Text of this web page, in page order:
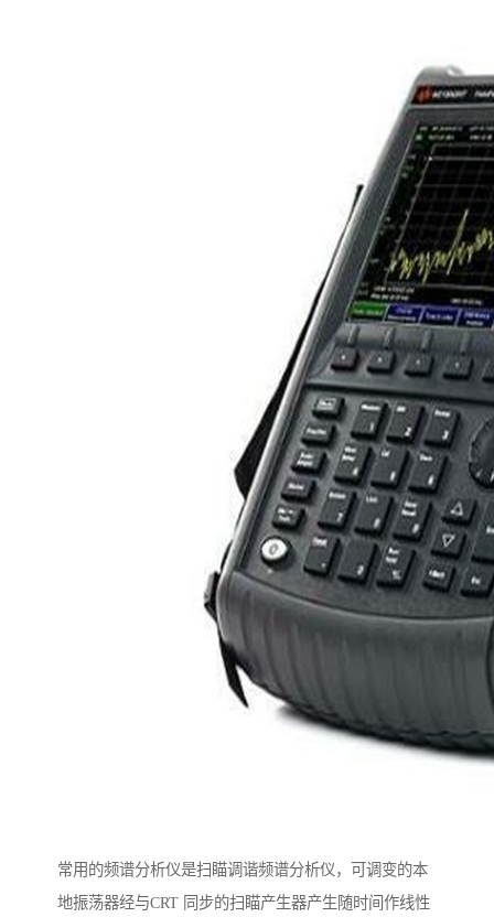
常用的频谱分析仪是扫瞄调谐频谱分析仪，可调变的本
地振荡器经与CRT 同步的扫瞄产生器产生随时间作线性